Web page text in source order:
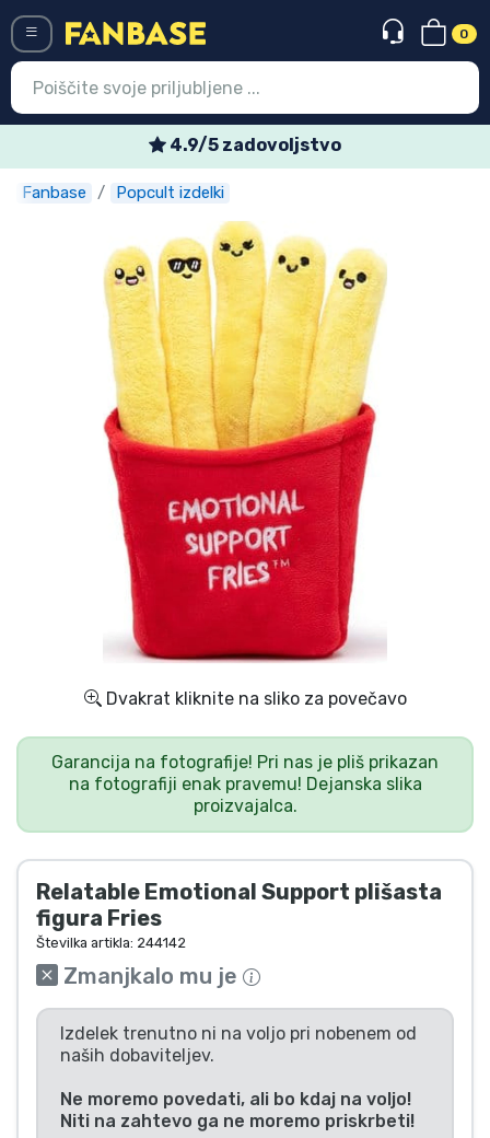
0
4.9/5 zadovoljstvo
Fanbase Popcult izdelki
Dvakrat kliknite na sliko za povečavo
Garancija na fotografije! Pri nas je pliš prikazan
na fotografiji enak pravemu! Dejanska slika
proizvajalca.
Relatable Emotional Support plišasta
figura Fries
Številka artikla: 244142
Zmanjkalo mu je
Izdelek trenutno ni na voljo pri nobenem od
naših dobaviteljev.
Ne moremo povedati, ali bo kdaj na voljo!
Niti na zahtevo ga ne moremo priskrbeti!
Vstop
Najnovejsi izdelki
Prodajni izdelki
Ekspresna dostava
Prednaročila
Outlet izdelki
Dostava in plačilo
Tv serijske izdelki
Filmske izdelki
Risani izdelki
Anime izdelki
Glasbene izdelki
Vrste izdelkov
Blagovne znamke